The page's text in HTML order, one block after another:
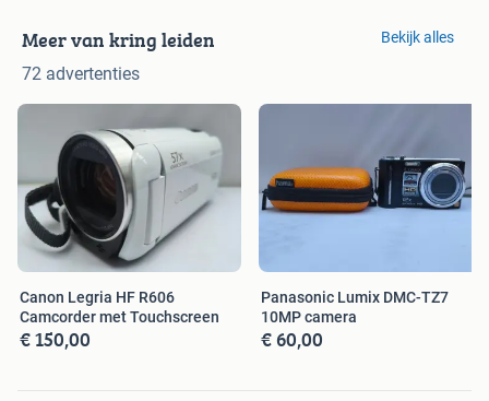
Meer van kring leiden
72 advertenties
Bekijk alles
Canon Legria HF R606
Camcorder met Touchscreen
€ 150,00
Panasonic Lumix DMC-TZ7
10MP camera
€ 60,00